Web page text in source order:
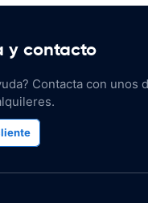
y contacto
Contacta con unos